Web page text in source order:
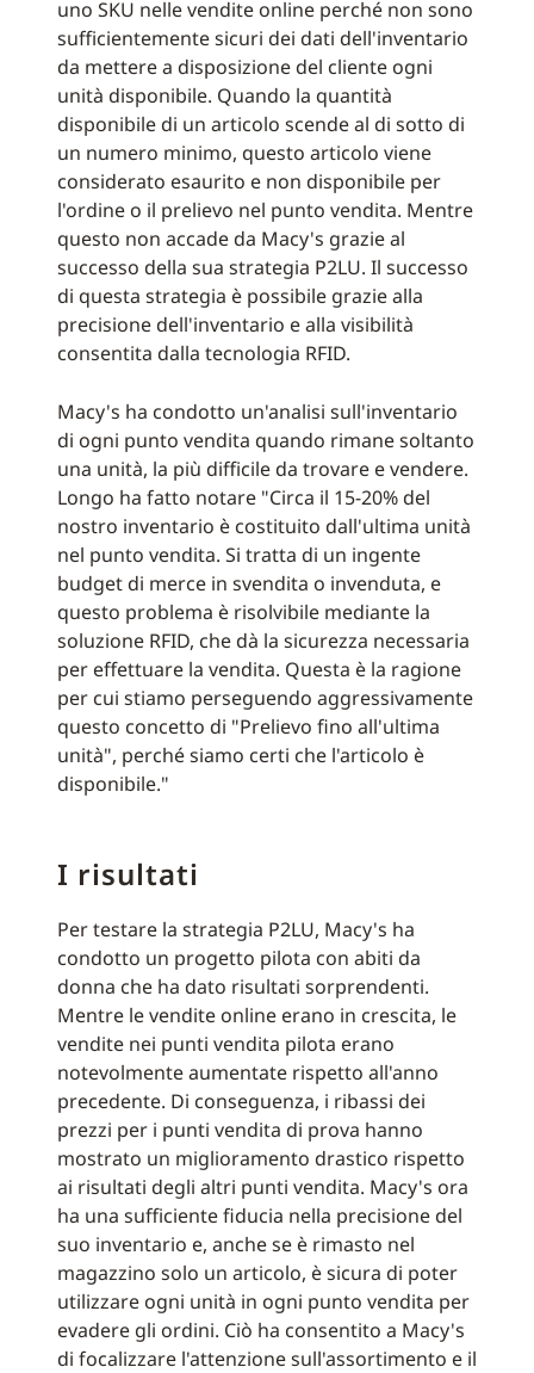
uno SKU nelle vendite online perché non sono
sufficientemente sicuri dei dati dell'inventario
da mettere a disposizione del cliente ogni
unità disponibile. Quando la quantità
disponibile di un articolo scende al di sotto di
un numero minimo, questo articolo viene
considerato esaurito e non disponibile per
l'ordine o il prelievo nel punto vendita. Mentre
questo non accade da Macy's grazie al
successo della sua strategia P2LU. Il successo
di questa strategia è possibile grazie alla
precisione dell'inventario e alla visibilità
consentita dalla tecnologia RFID.
Macy's ha condotto un'analisi sull'inventario
di ogni punto vendita quando rimane soltanto
una unità, la più difficile da trovare e vendere.
Longo ha fatto notare "Circa il 15-20% del
nostro inventario è costituito dall'ultima unità
nel punto vendita. Si tratta di un ingente
budget di merce in svendita o invenduta, e
questo problema è risolvibile mediante la
soluzione RFID, che dà la sicurezza necessaria
per effettuare la vendita. Questa è la ragione
per cui stiamo perseguendo aggressivamente
questo concetto di "Prelievo fino all'ultima
unità", perché siamo certi che l'articolo è
disponibile."
I risultati
Per testare la strategia P2LU, Macy's ha
condotto un progetto pilota con abiti da
donna che ha dato risultati sorprendenti.
Mentre le vendite online erano in crescita, le
vendite nei punti vendita pilota erano
notevolmente aumentate rispetto all'anno
precedente. Di conseguenza, i ribassi dei
prezzi per i punti vendita di prova hanno
mostrato un miglioramento drastico rispetto
ai risultati degli altri punti vendita. Macy's ora
ha una sufficiente fiducia nella precisione del
suo inventario e, anche se è rimasto nel
magazzino solo un articolo, è sicura di poter
utilizzare ogni unità in ogni punto vendita per
evadere gli ordini. Ciò ha consentito a Macy's
di focalizzare l'attenzione sull'assortimento e il